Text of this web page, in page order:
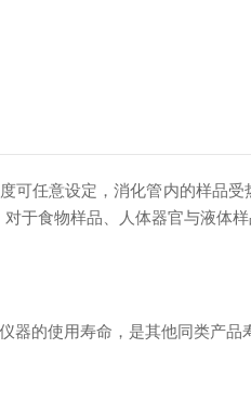
任意设定，消化管内的样品
于食物样品、人体器官与液体样
的使用寿命，是其他同类产品